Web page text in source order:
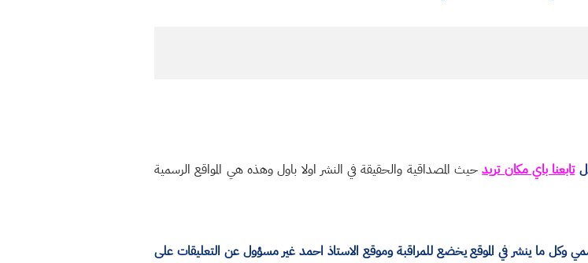
تابعنا باي مكان تريدحيث المصداقية والحقيقة في النشر اولا باول وهذه هي المواقع الرسمية
وكل ما ينشر في الموقع يخضع للمراقبة وموقع الاستاذ احمد غير مسؤول عن التعليقات على